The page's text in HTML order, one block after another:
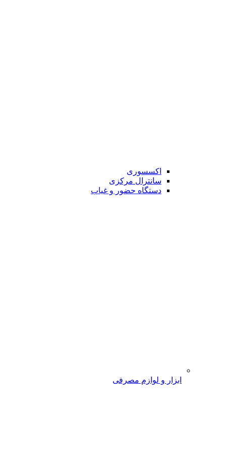
اکسسوری
سانترال مرکزی
دستگاه حضور و غیاب
ابزار و لوازم مصرفی